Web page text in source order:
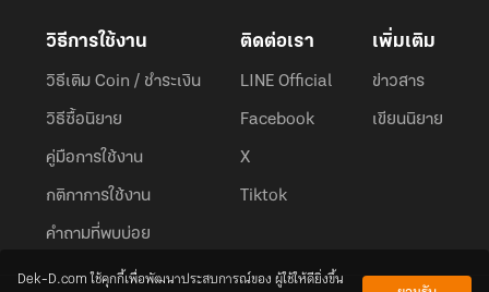
วิธีการใช้งาน
วิธีเติม Coin / ชำระเงิน
วิธีซื้อนิยาย
คู่มือการใช้งาน
กติกาการใช้งาน
คำถามที่พบบ่อย
ติดต่อเรา
LINE Official
Facebook
X
Tiktok
เพิ่มเติม
ข่าวสาร
เขียนนิยาย
Dek-D.com ใช้คุกกี้เพื่อพัฒนาประสบการณ์ของ ผู้ใช้ให้ดียิ่งขึ้น